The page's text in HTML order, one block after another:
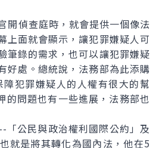
偵查庭時，就會提供一個像法
上面就會顯示，讓犯罪嫌疑人可
筆錄的需求，也可以讓犯罪嫌疑
好處。總統說，法務部為此添購
犯罪嫌疑人的人權有很大的幫
問題也有一些進展，法務部也
公民與政治權利國際公約」及
就是將其轉化為國內法，他在5